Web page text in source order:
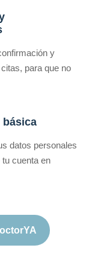
y
para que no
básica
datos personales
cuenta en